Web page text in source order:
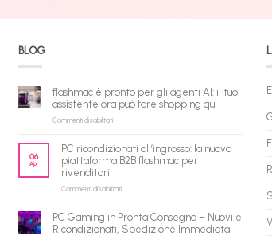
BLOG
flashmac è pronto per gli agenti AI: il tuo
assistente ora può fare shopping qui
Commenti disabilitatisu
pronto
per
agenti
tuo
assistente
06
Apr
PC ricondizionati all’ingrosso: la nuova
piattaforma B2B flashmac per
rivenditori
Commenti disabilitatisu
all’ingrosso:
la
PC Gaming in Pronta Consegna – Nuovi e
Ricondizionati, Spedizione Immediata